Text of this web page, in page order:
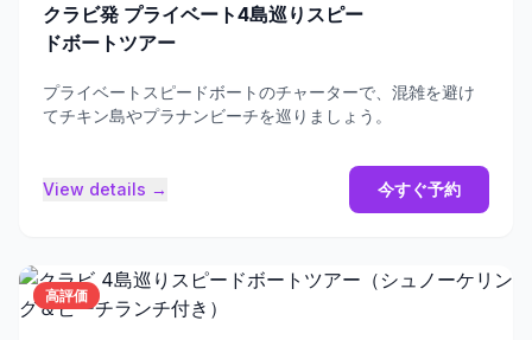
クラビ発 プライベート4島巡りスピー
ドボートツアー
プライベートスピードボートのチャーターで、混雑を避け
てチキン島やプラナンビーチを巡りましょう。
View details → 今すぐ予約
高評価